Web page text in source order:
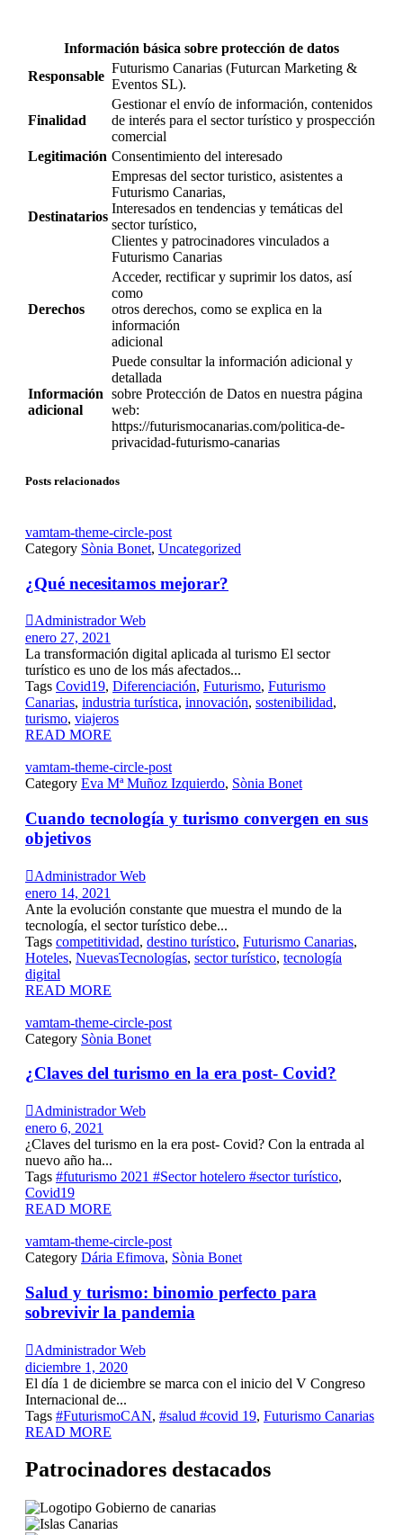
Información básica sobre protección de datos
Responsable
Futurismo Canarias (Futurcan Marketing &
Eventos SL).
Finalidad
Gestionar el envío de información, contenidos
de interés para el sector turístico y prospección
comercial
Legitimación Consentimiento del interesado
Destinatarios
Empresas del sector turistico, asistentes a
Futurismo Canarias,
Interesados en tendencias y temáticas del
sector turístico,
Clientes y patrocinadores vinculados a
Futurismo Canarias
Derechos
Acceder, rectificar y suprimir los datos, así
como
otros derechos, como se explica en la
información
adicional
Información
adicional
Puede consultar la información adicional y
detallada
sobre Protección de Datos en nuestra página
web:
https://futurismocanarias.com/politica-de-
privacidad-futurismo-canarias
Posts relacionados
vamtam-theme-circle-post
Category Sònia Bonet, Uncategorized
¿Qué necesitamos mejorar?
Administrador Web
enero 27, 2021
La transformación digital aplicada al turismo El sector
turístico es uno de los más afectados...
Tags Covid19, Diferenciación, Futurismo, Futurismo
Canarias, industria turística, innovación, sostenibilidad,
turismo, viajeros
READ MORE
vamtam-theme-circle-post
Category Eva Mª Muñoz Izquierdo, Sònia Bonet
Cuando tecnología y turismo convergen en sus
objetivos
Administrador Web
enero 14, 2021
Ante la evolución constante que muestra el mundo de la
tecnología, el sector turístico debe...
Tags competitividad, destino turístico, Futurismo Canarias,
Hoteles, NuevasTecnologías, sector turístico, tecnología
digital
READ MORE
vamtam-theme-circle-post
Category Sònia Bonet
¿Claves del turismo en la era post- Covid?
Administrador Web
enero 6, 2021
¿Claves del turismo en la era post- Covid? Con la entrada al
nuevo año ha...
Tags #futurismo 2021 #Sector hotelero #sector turístico,
Covid19
READ MORE
vamtam-theme-circle-post
Category Dária Efimova, Sònia Bonet
Salud y turismo: binomio perfecto para
sobrevivir la pandemia
Administrador Web
diciembre 1, 2020
El día 1 de diciembre se marca con el inicio del V Congreso
Internacional de...
Tags #FuturismoCAN, #salud #covid 19, Futurismo Canarias
READ MORE
Patrocinadores destacados